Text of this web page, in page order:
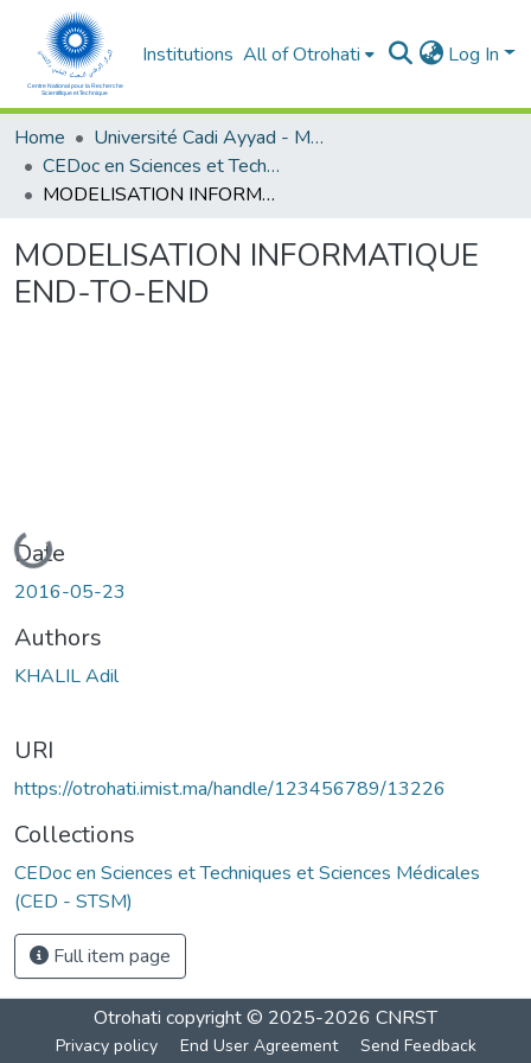
Institutions All of Otrohati Log In
Home
Université Cadi Ayyad - Marrakech
CEDoc en Sciences et Techniques et Sciences Médicales (CED - STSM)
MODELISATION INFORMATIQUE END-TO-END
MODELISATION INFORMATIQUE
END-TO-END
Loading...
Date
2016-05-23
Authors
KHALIL Adil
URI
https://otrohati.imist.ma/handle/123456789/13226
Collections
CEDoc en Sciences et Techniques et Sciences Médicales
(CED - STSM)
Full item page
Otrohati copyright © 2025-2026 CNRST
Privacy policy End User Agreement Send Feedback